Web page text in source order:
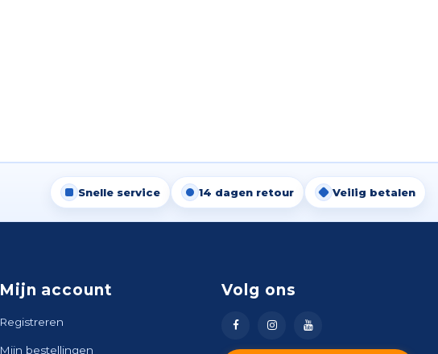
Snelle service 14 dagen retour Veilig betalen
Mijn account
Registreren
Mijn bestellingen
Volg ons